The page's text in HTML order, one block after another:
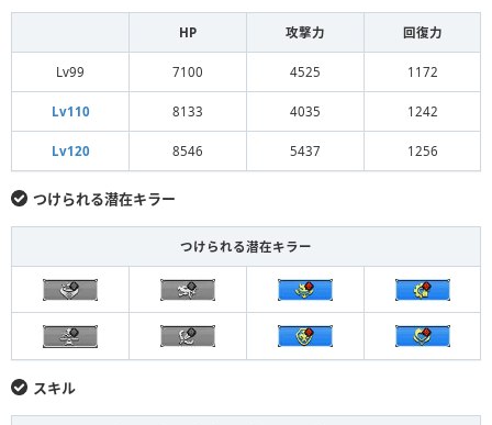
HP 攻撃力 回復力
Lv99 7100 4525 1172
Lv110 8133 4035 1242
Lv120 8546 5437 1256
つけられる潜在キラー
つけられる潜在キラー
スキル